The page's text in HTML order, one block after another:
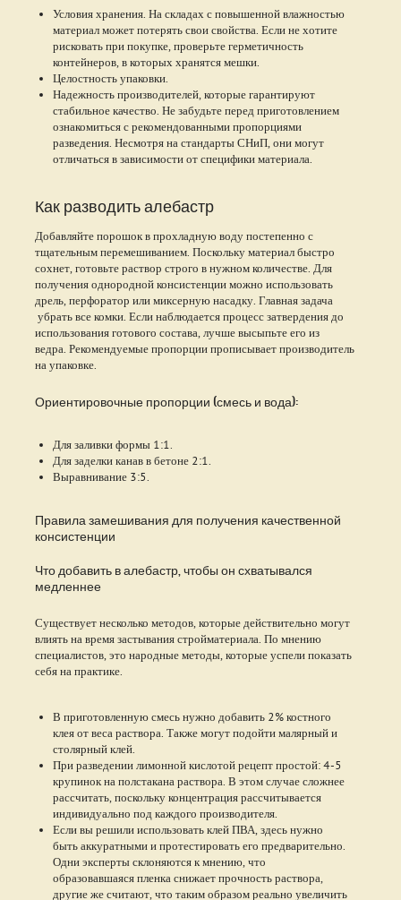
Условия хранения. На складах с повышенной влажностью
материал может потерять свои свойства. Если не хотите
рисковать при покупке, проверьте герметичность
контейнеров, в которых хранятся мешки.
Целостность упаковки.
Надежность производителей, которые гарантируют
стабильное качество. Не забудьте перед приготовлением
ознакомиться с рекомендованными пропорциями
разведения. Несмотря на стандарты СНиП, они могут
отличаться в зависимости от специфики материала.
Как разводить алебастр
Добавляйте порошок в прохладную воду постепенно с
тщательным перемешиванием. Поскольку материал быстро
сохнет, готовьте раствор строго в нужном количестве. Для
получения однородной консистенции можно использовать
дрель, перфоратор или миксерную насадку. Главная задача
убрать все комки. Если наблюдается процесс затвердения до
использования готового состава, лучше высыпьте его из
ведра. Рекомендуемые пропорции прописывает производитель
на упаковке.
Ориентировочные пропорции (смесь и вода):
Для заливки формы 1:1.
Для заделки канав в бетоне 2:1.
Выравнивание 3:5.
Правила замешивания для получения качественной
консистенции
Что добавить в алебастр, чтобы он схватывался
медленнее
Существует несколько методов, которые действительно могут
влиять на время застывания стройматериала. По мнению
специалистов, это народные методы, которые успели показать
себя на практике.
В приготовленную смесь нужно добавить 2% костного
клея от веса раствора. Также могут подойти малярный и
столярный клей.
При разведении лимонной кислотой рецепт простой: 4-5
крупинок на полстакана раствора. В этом случае сложнее
рассчитать, поскольку концентрация рассчитывается
индивидуально под каждого производителя.
Если вы решили использовать клей ПВА, здесь нужно
быть аккуратными и протестировать его предварительно.
Одни эксперты склоняются к мнению, что
образовавшаяся пленка снижает прочность раствора,
другие же считают, что таким образом реально увеличить